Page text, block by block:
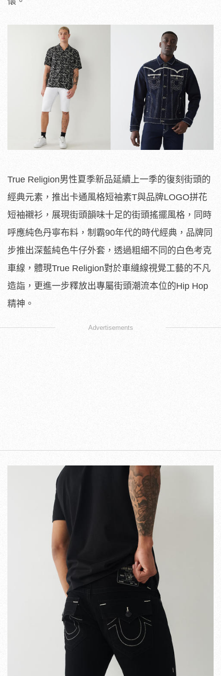
True Religion男性夏季新品延續上一季的復刻街頭的
經典元素，推出卡通風格短袖素T與品牌LOGO拼花
短袖襯衫，展現街頭韻味十足的街頭搖擺風格，同時
呼應純色丹寧布料，制霸90年代的時代經典，品牌同
步推出深藍純色牛仔外套，透過粗細不同的白色考克
車線，體現True Religion對於車縫線視覺工藝的不凡
造詣，更進一步釋放出專屬街頭潮流本位的Hip Hop
精神。
Advertisements